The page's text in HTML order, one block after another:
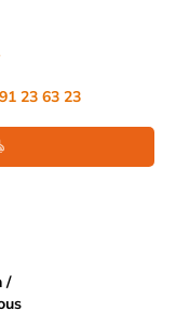
23 63 23
/